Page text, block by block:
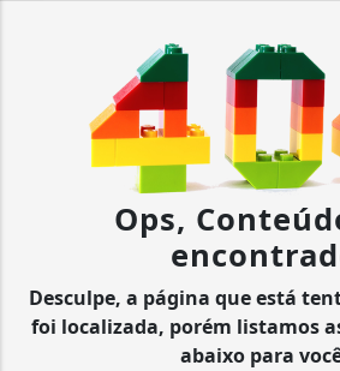
Ops,
Desculpe, a página que está
foi localizada, porém listamos
abaixo para